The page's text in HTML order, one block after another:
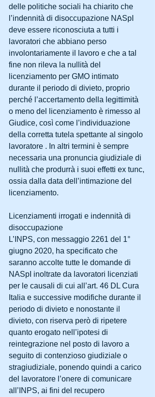
delle politiche sociali ha chiarito che
l’indennità di disoccupazione NASpI
deve essere riconosciuta a tutti i
lavoratori che abbiano perso
involontariamente il lavoro e che a tal
fine non rileva la nullità del
licenziamento per GMO intimato
durante il periodo di divieto, proprio
perché l’accertamento della legittimità
o meno del licenziamento è rimesso al
Giudice, così come l’individuazione
della corretta tutela spettante al singolo
lavoratore . In altri termini è sempre
necessaria una pronuncia giudiziale di
nullità che produrrà i suoi effetti ex tunc,
ossia dalla data dell’intimazione del
licenziamento.
Licenziamenti irrogati e indennità di
disoccupazione
L’INPS, con messaggio 2261 del 1°
giugno 2020, ha specificato che
saranno accolte tutte le domande di
NASpI inoltrate da lavoratori licenziati
per le causali di cui all’art. 46 DL Cura
Italia e successive modifiche durante il
periodo di divieto e nonostante il
divieto, con riserva però di ripetere
quanto erogato nell’ipotesi di
reintegrazione nel posto di lavoro a
seguito di contenzioso giudiziale o
stragiudiziale, ponendo quindi a carico
del lavoratore l’onere di comunicare
all’INPS, ai fini del recupero